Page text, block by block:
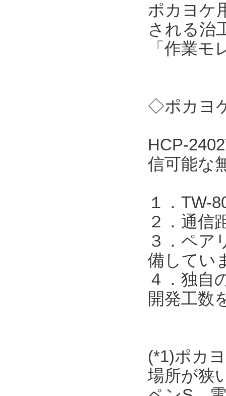
ポカヨケ
される治
「作業
◇ポカヨ
HCP-
信可能な
１．TW-
２．通信
３．ペア
備してい
４．独自
開発工数
(*1)ポカ
場所が狭